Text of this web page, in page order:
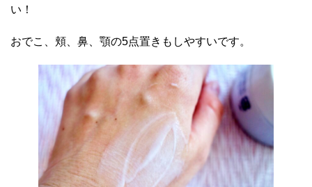
い！
おでこ、頬、鼻、顎の5点置きもしやすいです。